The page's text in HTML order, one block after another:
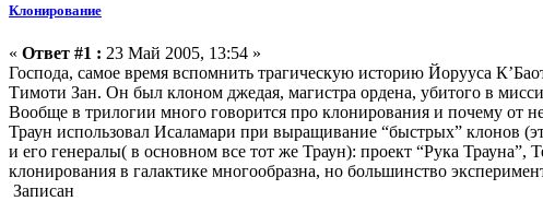
Клонирование
« Ответ #1 : 23 Май 2005, 13:54 »
Господа, самое время вспомнить трагическую историю Йорууса
Тимоти Зан. Он был клоном джедая, магистра ордена, убитого в
Вообще в трилогии много говорится про клонирования и почему от
Траун использовал Исаламари при выращивание “быстрых” клонов
и его генералы( в основном все тот же Траун): проект “Рука
клонирования в галактике многообразна, но большинство
Записан